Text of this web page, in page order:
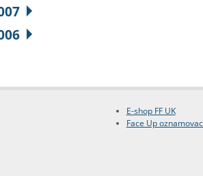
E-shop FF UK
Face Up